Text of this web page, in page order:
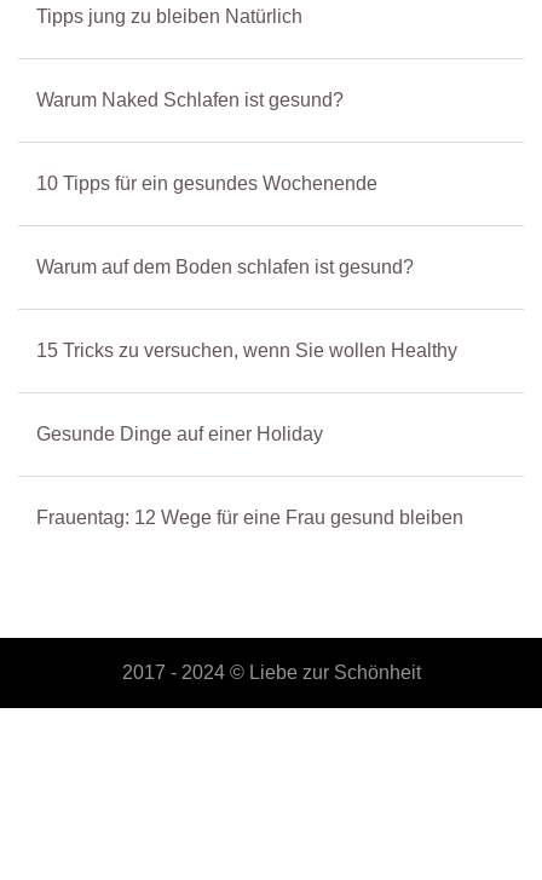
Tipps jung zu bleiben Natürlich
Warum Naked Schlafen ist gesund?
10 Tipps für ein gesundes Wochenende
Warum auf dem Boden schlafen ist gesund?
15 Tricks zu versuchen, wenn Sie wollen Healthy
Gesunde Dinge auf einer Holiday
Frauentag: 12 Wege für eine Frau gesund bleiben
2017 - 2024 © Liebe zur Schönheit